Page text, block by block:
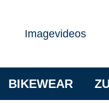
Imagevideos
BIKEWEAR